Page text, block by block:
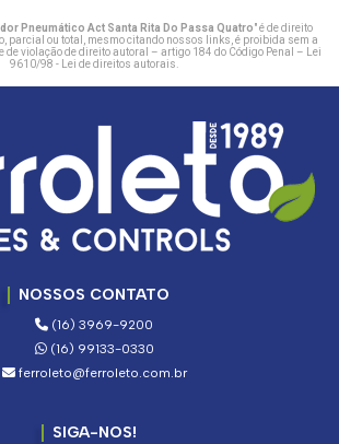
Pneumático Act Santa Rita Do Passa Quatro" é de direito
parcial ou total, mesmo citando nossos links, é proibida sem a
de violação de direito autoral – artigo 184 do Código Penal – Lei
9610/98 - Lei de direitos autorais.
NOSSOS CONTATO
(16) 3969-9200
(16) 99133-0330
ferroleto@ferroleto.com.br
SIGA-NOS!